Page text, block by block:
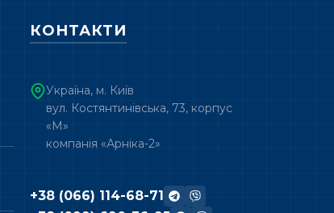
КОНТАКТИ
Україна, м. Київ
вул. Костянтинівська, 73, корпус
«М»
компанія «Арніка-2»
+38 (066) 114-68-71